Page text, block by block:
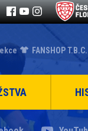
FANSHOP T.B.C.